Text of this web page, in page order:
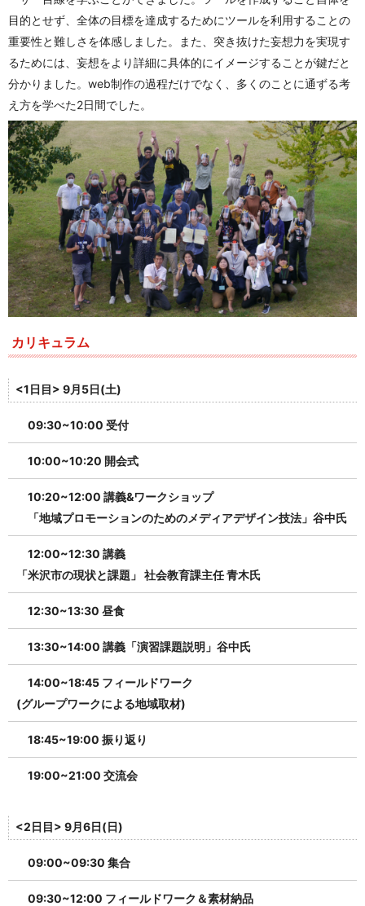
目的とせず、全体の目標を達成するためにツールを利用することの
重要性と難しさを体感しました。また、突き抜けた妄想力を実現す
るためには、妄想をより詳細に具体的にイメージすることが鍵だと
分かりました。web制作の過程だけでなく、多くのことに通ずる考
え方を学べた2日間でした。
カリキュラム
<1日目> 9月5日(土)
09:30~10:00 受付
10:00~10:20 開会式
10:20~12:00 講義&ワークショップ
「地域プロモーションのためのメディアデザイン技法」⾕中⽒
12:00~12:30 講義
「⽶沢市の現状と課題」 社会教育課主任 ⻘⽊⽒
12:30~13:30 昼食
13:30~14:00 講義「演習課題説明」⾕中⽒
14:00~18:45 フィールドワーク
(グループワークによる地域取材)
18:45~19:00 振り返り
19:00~21:00 交流会
<2日目> 9月6日(日)
09:00~09:30 集合
09:30~12:00 フィールドワーク＆素材納品